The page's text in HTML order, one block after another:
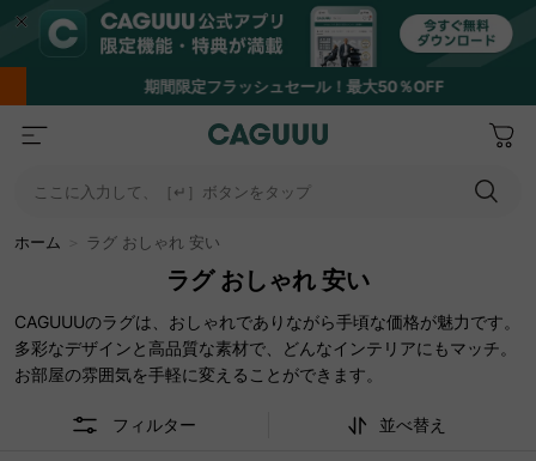
期間限定フラッシュセール！最大50％OFF
ここに入力して、［↵］ボタンをタップ
ホーム ラグ おしゃれ 安い
ラグ おしゃれ 安い
CAGUUUのラグは、おしゃれでありながら手頃な価格が魅力です。
多彩なデザインと高品質な素材で、どんなインテリアにもマッチ。
お部屋の雰囲気を手軽に変えることができます。
フィルター 並べ替え